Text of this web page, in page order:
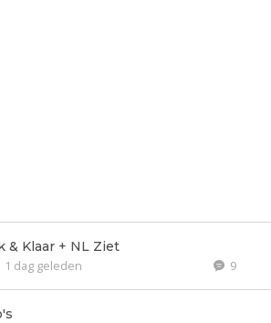
& Klaar + NL Ziet
1 dag geleden 9